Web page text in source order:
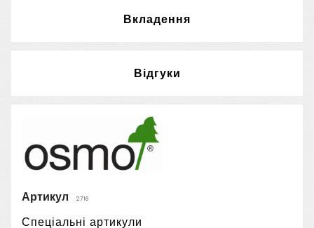
Вкладення
Відгуки
Артикул 2716
Спеціальні артикули